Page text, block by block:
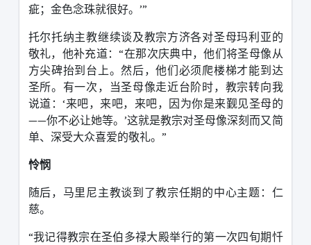
疵；金色念珠就很好。 ’”
托尔托纳主教继续谈及教宗方济各对圣母玛利亚的
敬礼，他补充道：“在那次庆典中，他们将圣母像从
方尖碑抬到台上。然后，他们必须爬楼梯才能到达
圣所。有一次，当圣母像走近台阶时，教宗转向我
说道： ‘来吧，来吧，来吧，因为你是来觐见圣母的
——你不必让她等。 ’这就是教宗对圣母像深刻而又简
单、深受大众喜爱的敬礼。 ”
怜悯
随后，马里尼主教谈到了教宗任期的中心主题：仁
慈。
“我记得教宗在圣伯多禄大殿举行的第一次四旬期忏